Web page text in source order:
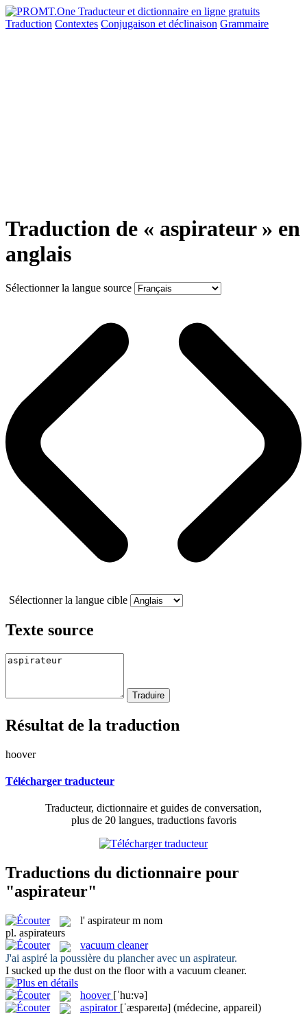
Traduction Contextes Conjugaison et déclinaison Grammaire
Traduction de « aspirateur » en
anglais
Sélectionner la langue source
Sélectionner la langue cible
Texte source
Résultat de la traduction
hoover
Télécharger traducteur
Traducteur, dictionnaire et guides de conversation,
plus de 20 langues, traductions favoris
Traductions du dictionnaire pour
"aspirateur"
l' aspirateur m nom
pl. aspirateurs
vacuum cleaner
J'ai aspiré la poussière du plancher avec un aspirateur.
I sucked up the dust on the floor with a vacuum cleaner.
hoover [ˈhu:və]
aspirator [ˈæspəreɪtə] (médecine, appareil)